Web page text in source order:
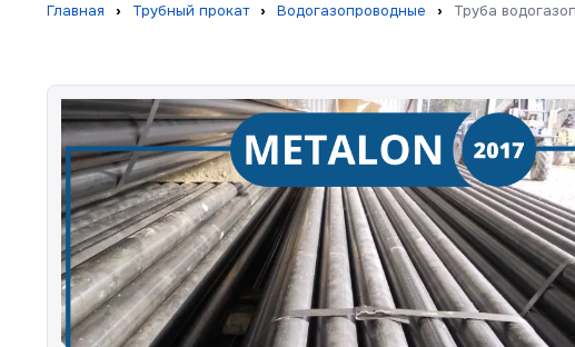
Главная › Трубный прокат › Водогазопроводные › Труба